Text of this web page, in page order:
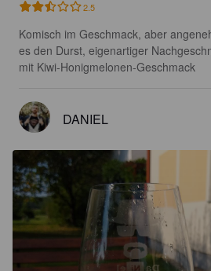
2.5
Komisch im Geschmack, aber
es den Durst, eigenartiger
mit Kiwi-Honigmelonen-Geschmack
DANIEL